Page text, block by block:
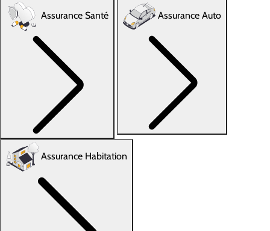
Assurance Santé Assurance Auto
Assurance Habitation